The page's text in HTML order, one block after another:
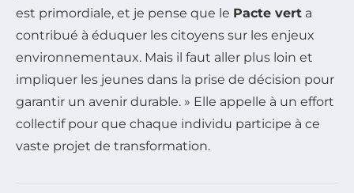
est primordiale, et je pense que le Pacte vert a
contribué à éduquer les citoyens sur les enjeux
environnementaux. Mais il faut aller plus loin et
impliquer les jeunes dans la prise de décision pour
garantir un avenir durable. » Elle appelle à un effort
collectif pour que chaque individu participe à ce
vaste projet de transformation.